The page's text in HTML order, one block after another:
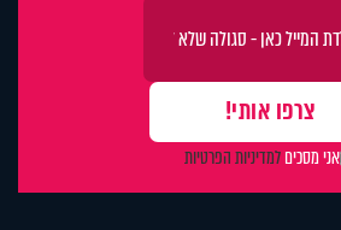
אני מסכיםלמדיניות הפרטיות